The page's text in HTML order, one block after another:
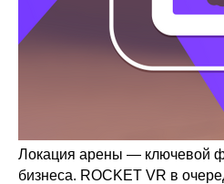
Локация арены — ключевой
бизнеса. ROCKET VR в